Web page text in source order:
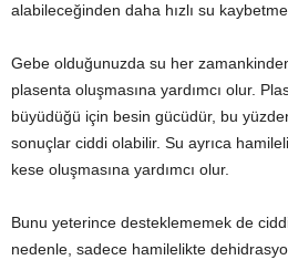
alabileceğinden daha hızlı su
Gebe olduğunuzda su her
plasenta oluşmasına yardımcı olur.
büyüdüğü için besin gücüdür, bu
sonuçlar ciddi olabilir. Su ayrıca
kese oluşmasına yardımcı olur.
Bunu yeterince desteklememek de
nedenle, sadece hamilelikte